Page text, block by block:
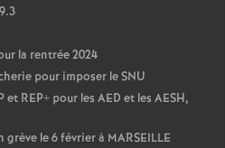
la rentrée 2024
pour imposer le SNU
REP+ pour les AED et les AESH,
grève le 6 février à MARSEILLE